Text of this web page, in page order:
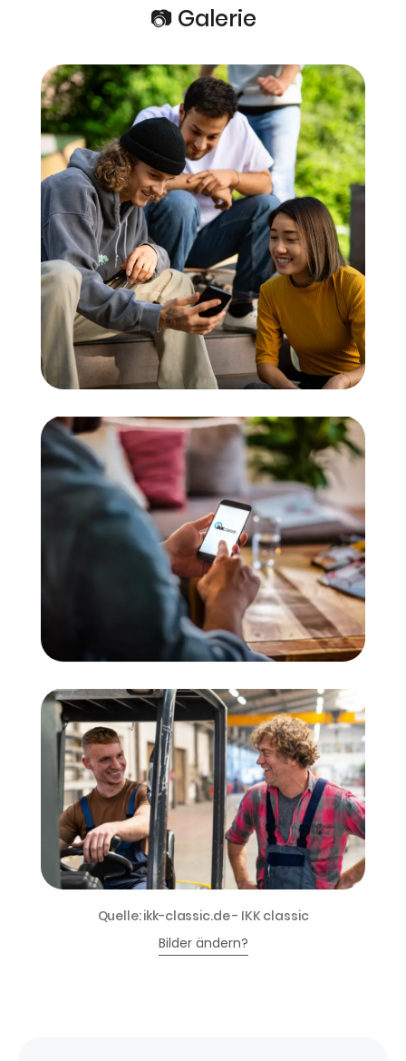
📷 Galerie
Quelle: ikk-classic.de - IKK classic
Bilder ändern?